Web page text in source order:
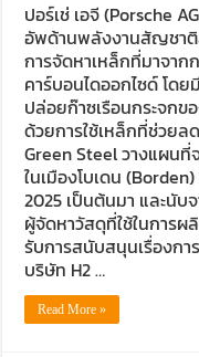
ปอร์เช่ เอจี (Porsche
อัพด้านพลังงานสัญชาติ
การจัดหาเหล็กที่มาจา
คาร์บอนไดออกไซด์ โด
ปล่อยก๊าซเรือนกระจกข
ด้วยการใช้เหล็กที่ช่วยล
Green Steel วางแผน
ในเมืองโบเดน
2025 เป็นต้นมา และนับ
ผู้จัดหาวัสดุที่ใช้ในการผ
รับการสนับสนุนเรื่องก
บริษัท H2 …
Read More »